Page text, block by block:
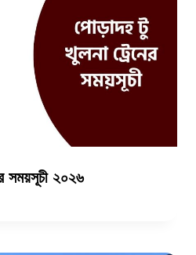
সময়সূচী ২০২৬